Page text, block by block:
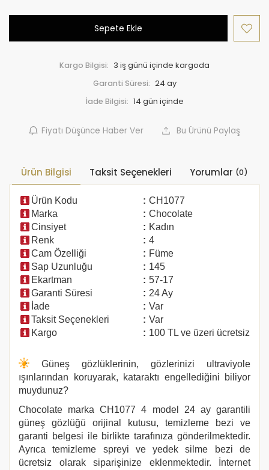
Sepete Ekle
Kargo Bilgisi: 3 iş günü içinde kargoda
Garanti Süresi: 24 ay
İade Bilgisi:
Fiyatı Düşünce Haber Ver Bu Ürünü Paylaş
Ürün Bilgisi Taksit Seçenekleri Yorumlar (0)
Ürün Kodu : CH1077
Marka
: Chocolate
Cinsiyet
: Kadın
Renk
: 4
Cam Özelliği
: Füme
Sap Uzunluğu
: 145
Ekartman
: 57-17
Garanti Süresi
: 24 Ay
İade
: Var
Taksit Seçenekleri
: Var
Kargo
: 100 TL ve üzeri ücretsiz
Güneş gözlüklerinin, gözlerinizi ultraviyole
ışınlarından koruyarak, kataraktı engellediğini biliyor
muydunuz?
Chocolate markaCH1077 4 model 24 ay garantili
güneş gözlüğü orijinal kutusu, temizleme bezi ve
garanti belgesi ile birlikte tarafınıza gönderilmektedir.
Ayrıca temizleme spreyi ve yedek silme bezi de
ücretsiz olarak siparişinize eklenmektedir. İnternet